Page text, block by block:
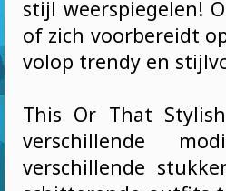
stijl weerspiegelen!
of zich voorbereidt
volop trendy en
This Or That
verschillende
verschillende